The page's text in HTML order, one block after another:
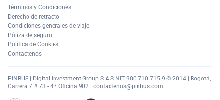
Términos y Condiciones
Derecho de retracto
Condiciones generales de viaje
Póliza de seguro
Política de Cookies
Contactenos
PINBUS | Digital Investment Group S.A.S NIT 900.710.715-9 © 2014 | Bogotá,
Carrera 7 # 73 - 47 Oficina 902 | contactenos@pinbus.com